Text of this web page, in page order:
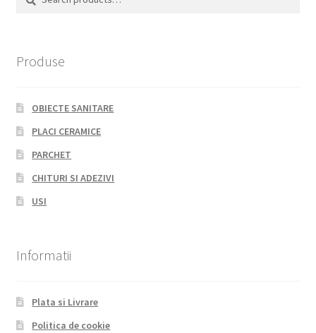
Produse
OBIECTE SANITARE
PLACI CERAMICE
PARCHET
CHITURI SI ADEZIVI
USI
Informatii
Plata si Livrare
Politica de cookie